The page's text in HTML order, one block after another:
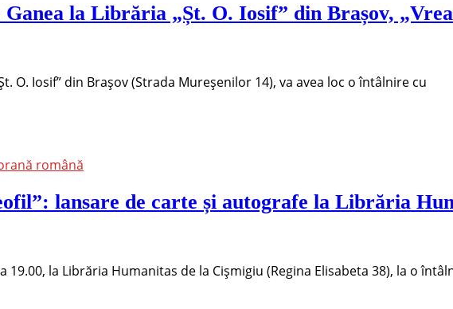
la Librăria „Șt. O. Iosif” din Brașov,
O. Iosif” din Brașov (Strada Mureșenilor 14), va avea loc o întâlnire cu
română
lansare de carte și autografe la Librăria
la Librăria Humanitas de la Cișmigiu (Regina Elisabeta 38), la o